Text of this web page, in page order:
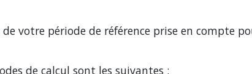
votre période de référence prise en compte
de calcul sont les suivantes :